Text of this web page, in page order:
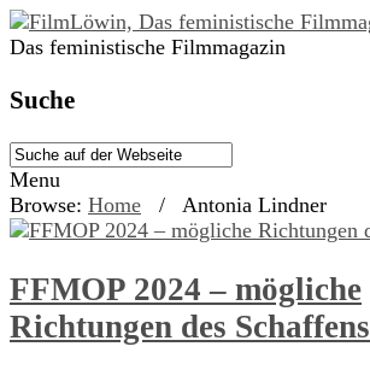
Das feministische Filmmagazin
Suche
Menu
Browse: Home / Antonia Lindner
FFMOP 2024 – mögliche
Richtungen des Schaffens